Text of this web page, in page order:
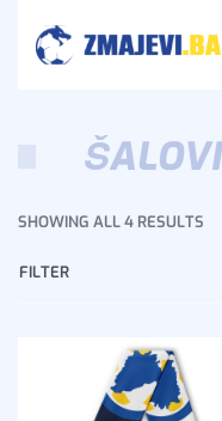
ŠALOVI
SHOWING ALL 4 RESULTS
FILTER